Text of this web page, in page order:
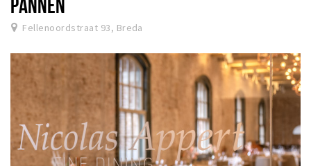
Fellenoordstraat 93, Breda